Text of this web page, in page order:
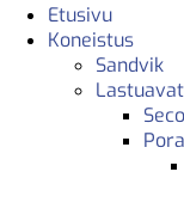
Etusivu
Koneistus
Sandvik
Seco